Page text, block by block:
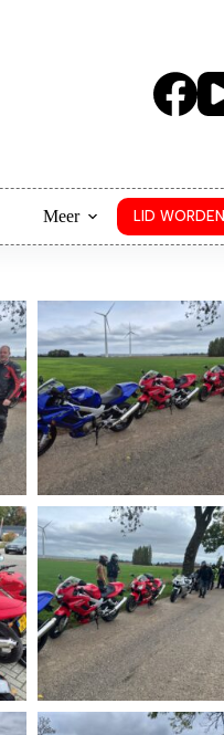
Meer LID WORDEN